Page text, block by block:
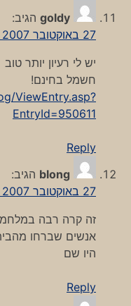
goldy הגיב:
27 באוקטובר 2007 בשעה 23:10
יש לי רעיון יותר טוב
חשמל בחינם!
ViewEntry.asp?
EntryId=950611
Reply
blong הגיב:
27 באוקטובר 2007 בשעה 23:10
זה קרה רבה
אנשים שברחו
היו שם
Reply